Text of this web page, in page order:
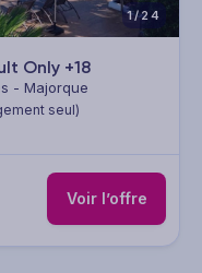
1/24
Only +18
- Majorque
seul)
Voir l’offre